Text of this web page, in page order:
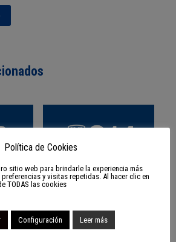
Política de Cookies
sitio web para brindarle la experiencia más
y visitas repetidas. Al hacer clic en
TODAS las cookies
Configuración Leer más